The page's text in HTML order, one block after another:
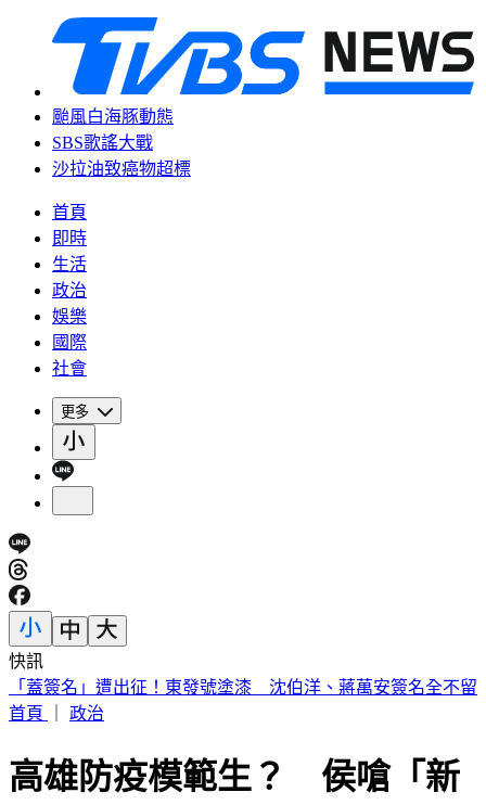
颱風白海豚動態
SBS歌謠大戰
沙拉油致癌物超標
首頁
即時
生活
政治
娛樂
國際
社會
更多
快訊
醫師示警吃蔬果前「忘記1步驟」 恐增感染風險
首頁
政治
高雄防疫模範生？ 侯嗆「新